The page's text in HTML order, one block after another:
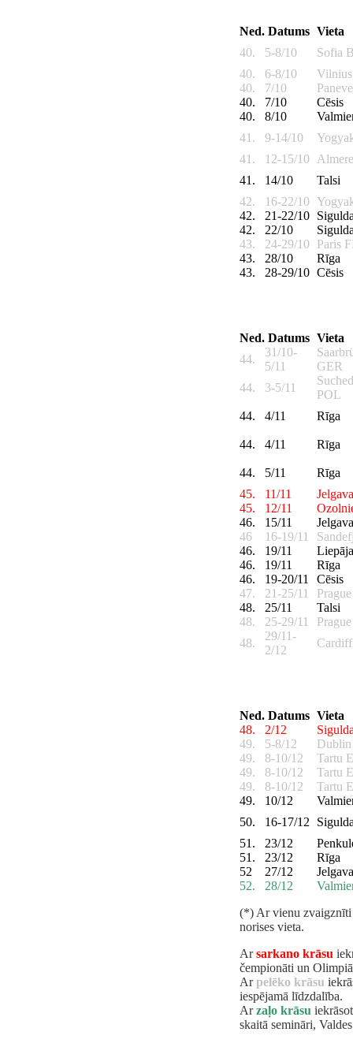
Ned.Datums Vieta
40.
5-8/10
Sofia
40.
6-8/10
40.
7/10
40.
7/10
Cēsis
40.
8/10
41.
9-14/10
41.
12-15/10
41.
14/10
Talsi
42.
16-22/10
42.
21-22/10
42.
22/10
43.
24-29/10
Paris
43.
28/10
Rīga
43.
28-29/10 Cēsis
Ned.Datums Vieta
44.
31/10-
5/11
GER
44.
3-5/11
POL
44.
4/11 Rīga
44. 4/11 Rīga
44. 5/11
Rīga
45.
11/11
Jelgava
45.
12/11
46.
15/11
Jelgava
46
16-19/11
46.
19/11
Liepāja
46.
19/11
Rīga
46.
19-20/11
Cēsis
47.
21-25/11
48.
25/11
Talsi
48.
25-29/11
48.
29/11-
2/12
Ned.Datums Vieta
48.
2/12
49.
5-8/12
49.
8-10/12
Tartu
49.
8-10/12
Tartu
49.
8-10/12
Tartu
49.
10/12
50.
16-17/12
51.
23/12
51.
23/12
Rīga
52
27/12
Jelgava
52.
28/12
(*) Ar vienu zvaigznīti
norises vieta.
Arsarkano krāsu
čempionāti un
Arpelēko krāsu
iespējamā līdzdalība.
Arzaļo krāsu
skaitā semināri,